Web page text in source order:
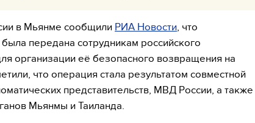
в Мьянме сообщили РИА Новости , что
передана сотрудникам российского
организации её безопасного возвращения на
что операция стала результатом совместной
представительств, МВД России, а также
Мьянмы и Таиланда.